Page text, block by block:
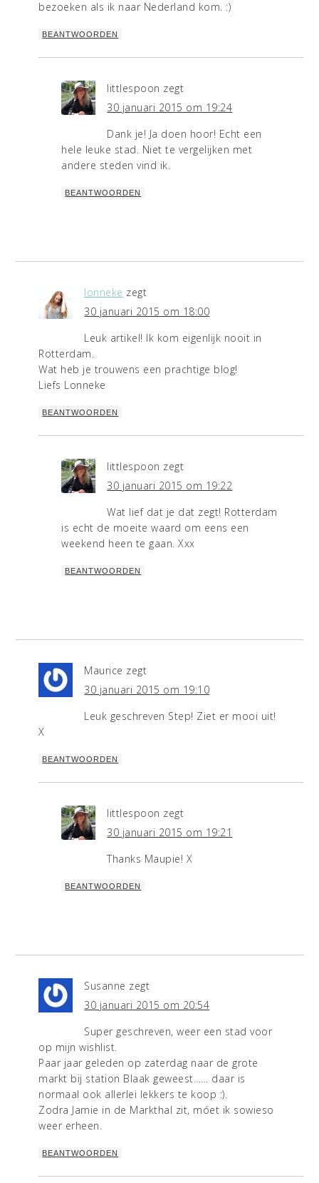
bezoeken als ik naar Nederland kom. :)
BEANTWOORDEN
littlespoon zegt
30 januari 2015 om 19:24
Dank je! Ja doen hoor! Echt een
hele leuke stad. Niet te vergelijken met
andere steden vind ik.
BEANTWOORDEN
lonneke zegt
30 januari 2015 om 18:00
Leuk artikel! Ik kom eigenlijk nooit in
Rotterdam.
Wat heb je trouwens een prachtige blog!
Liefs Lonneke
BEANTWOORDEN
littlespoon zegt
30 januari 2015 om 19:22
Wat lief dat je dat zegt! Rotterdam
is echt de moeite waard om eens een
weekend heen te gaan. Xxx
BEANTWOORDEN
Maurice zegt
30 januari 2015 om 19:10
Leuk geschreven Step! Ziet er mooi uit!
X
BEANTWOORDEN
littlespoon zegt
30 januari 2015 om 19:21
Thanks Maupie! X
BEANTWOORDEN
Susanne zegt
30 januari 2015 om 20:54
Super geschreven, weer een stad voor
op mijn wishlist.
Paar jaar geleden op zaterdag naar de grote
markt bij station Blaak geweest…… daar is
normaal ook allerlei lekkers te koop :).
Zodra Jamie in de Markthal zit, móet ik sowieso
weer erheen.
BEANTWOORDEN